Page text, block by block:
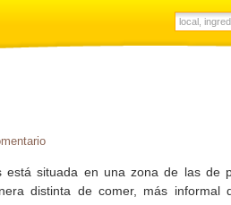
está situada en una zona de las de
distinta de comer, más informal